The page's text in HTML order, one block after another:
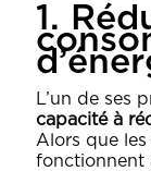
1.
L’un de ses
capacité à
Alors que
fonctionnent